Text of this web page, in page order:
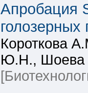
Апробация
голозерных
Короткова
Ю.Н.,